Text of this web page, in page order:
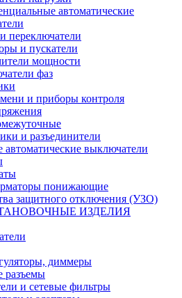
автоматические
переключатели
и пускатели
мощности
фаз
и приборы контроля
и разъединители
выключатели
понижающие
защитного отключения (УЗО)
ИЗДЕЛИЯ
диммеры
разъемы
и сетевые фильтры